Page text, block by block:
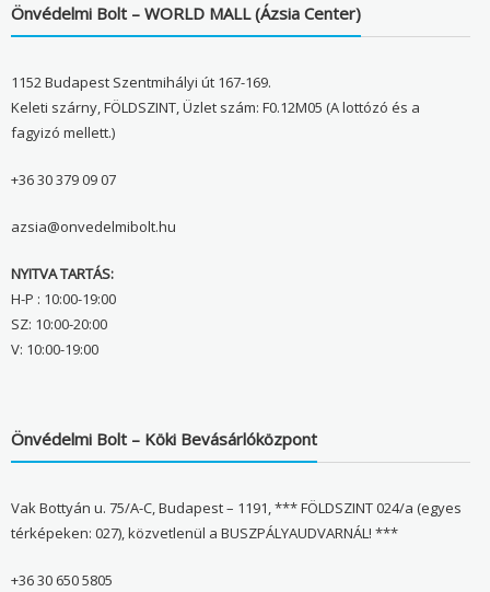
Önvédelmi Bolt – WORLD MALL (Ázsia Center)
1152 Budapest Szentmihályi út 167-169.
Keleti szárny, FÖLDSZINT, Üzlet szám: F0.12M05 (A lottózó és a
fagyizó mellett.)
+36 30 379 09 07
azsia@onvedelmibolt.hu
NYITVA TARTÁS:
H-P : 10:00-19:00
SZ: 10:00-20:00
V: 10:00-19:00
Önvédelmi Bolt – Köki Bevásárlóközpont
Vak Bottyán u. 75/A-C, Budapest – 1191, *** FÖLDSZINT 024/a (egyes
térképeken: 027), közvetlenül a BUSZPÁLYAUDVARNÁL! ***
+36 30 650 5805